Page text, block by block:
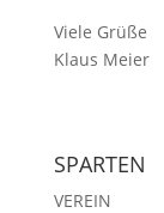
Viele Grüße
Klaus Meier
SPARTEN
VEREIN